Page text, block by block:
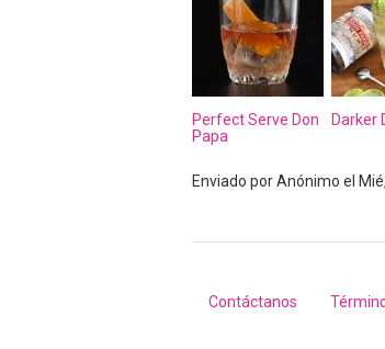
Perfect Serve Don
Papa
Darker
Enviado porAnónimo el
Footer
Contáctanos